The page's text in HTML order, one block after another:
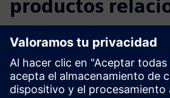
productos
Información y
Informe técnico
Más información